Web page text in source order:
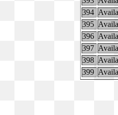
394
395
396
397
398
399